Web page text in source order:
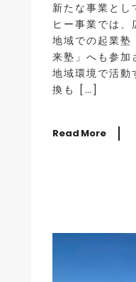
新たな事業とし
ヒー事業では、
地域での起業塾
来塾」へも参加
地域環境で活動
換も […]
Read More